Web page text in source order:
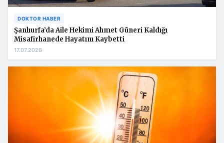
DOKTOR HABER
Şanlıurfa’da Aile Hekimi Ahmet Güneri Kaldığı
Misafirhanede Hayatını Kaybetti
17.07.2026